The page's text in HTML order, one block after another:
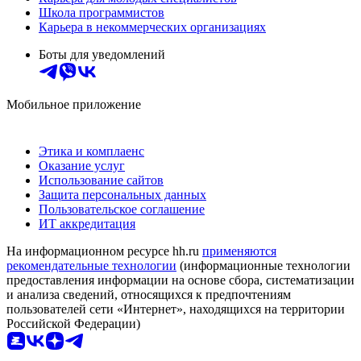
Школа программистов
Карьера в некоммерческих организациях
Боты для уведомлений
Мобильное приложение
Этика и комплаенс
Оказание услуг
Использование сайтов
Защита персональных данных
Пользовательское соглашение
ИТ аккредитация
На информационном ресурсе hh.ru применяются
рекомендательные технологии (информационные технологии
предоставления информации на основе сбора, систематизации
и анализа сведений, относящихся к предпочтениям
пользователей сети «Интернет», находящихся на территории
Российской Федерации)